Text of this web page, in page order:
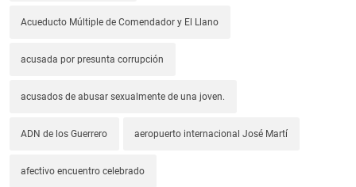
Acueducto Múltiple de Comendador y El Llano
acusada por presunta corrupción
acusados de abusar sexualmente de una joven.
ADN de los Guerrero aeropuerto internacional José Martí
afectivo encuentro celebrado